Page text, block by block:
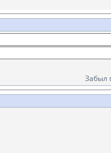
Забыл